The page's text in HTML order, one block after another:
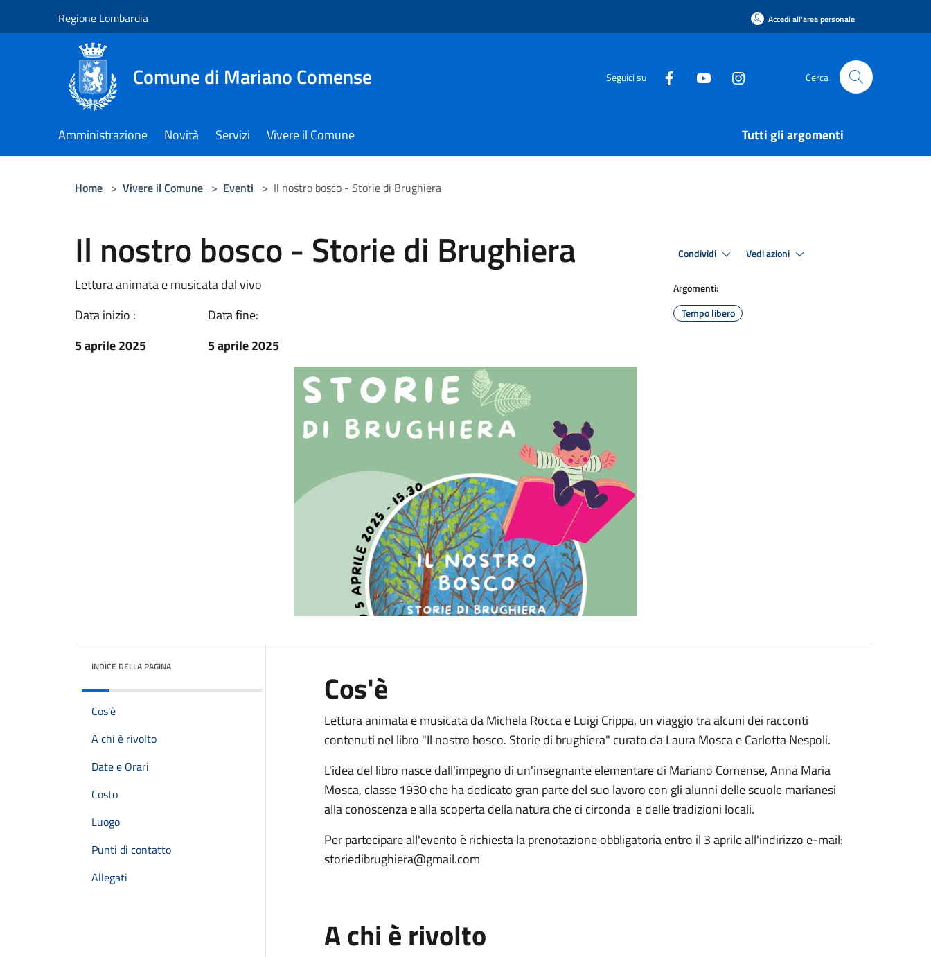
Regione Lombardia Accedi all'area personale
Comune di Mariano Comense Seguici su Cerca
Amministrazione Novità Servizi Vivere il Comune Tutti gli argomenti
Home > Vivere il Comune > Eventi > Il nostro bosco - Storie di Brughiera
Il nostro bosco - Storie di Brughiera
Lettura animata e musicata dal vivo
Data inizio :
5 aprile 2025
Data fine:
5 aprile 2025
Condividi Vedi azioni
Argomenti:
Tempo libero
INDICE DELLA PAGINA
Cos'è
A chi è rivolto
Date e Orari
Costo
Luogo
Punti di contatto
Allegati
Cos'è
Lettura animata e musicata da Michela Rocca e Luigi Crippa, un viaggio tra alcuni dei racconti
contenuti nel libro "Il nostro bosco. Storie di brughiera" curato da Laura Mosca e Carlotta Nespoli.
L'idea del libro nasce dall'impegno di un'insegnante elementare di Mariano Comense, Anna Maria
Mosca, classe 1930 che ha dedicato gran parte del suo lavoro con gli alunni delle scuole marianesi
alla conoscenza e alla scoperta della natura che ci circonda e delle tradizioni locali.
Per partecipare all'evento è richiesta la prenotazione obbligatoria entro il 3 aprile all'indirizzo e-mail:
storiedibrughiera@gmail.com
A chi è rivolto